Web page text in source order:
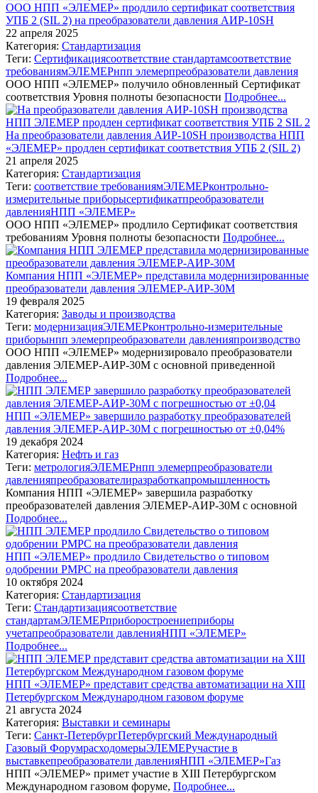
ООО НПП «ЭЛЕМЕР» продлило сертификат соответствия
УПБ 2 (SIL 2) на преобразователи давления АИР-10SH
22 апреля 2025
Категория: Стандартизация
Теги: Сертификациясоответствие стандартамсоответствие
требованиямЭЛЕМЕРнпп элемерпреобразователи давления
ООО НПП «ЭЛЕМЕР» получило обновленный Сертификат
соответствия Уровня полноты безопасности Подробнее...
На преобразователи давления АИР-10SH производства НПП
«ЭЛЕМЕР» продлен сертификат соответствия УПБ 2 (SIL 2)
21 апреля 2025
Категория: Стандартизация
Теги: соответствие требованиямЭЛЕМЕРконтрольно-
измерительные приборысертификатпреобразователи
давленияНПП «ЭЛЕМЕР»
ООО НПП «ЭЛЕМЕР» продлило Сертификат соответствия
требованиям Уровня полноты безопасности Подробнее...
Компания НПП «ЭЛЕМЕР» представила модернизированные
преобразователи давления ЭЛЕМЕР-АИР-30М
19 февраля 2025
Категория: Заводы и производства
Теги: модернизацияЭЛЕМЕРконтрольно-измерительные
приборынпп элемерпреобразователи давленияпроизводство
ООО НПП «ЭЛЕМЕР» модернизировало преобразователи
давления ЭЛЕМЕР-АИР-30М с основной приведенной
Подробнее...
НПП «ЭЛЕМЕР» завершило разработку преобразователей
давления ЭЛЕМЕР-АИР-30М с погрешностью от ±0,04%
19 декабря 2024
Категория: Нефть и газ
Теги: метрологияЭЛЕМЕРнпп элемерпреобразователи
давленияпреобразователиразработкапромышленность
Компания НПП «ЭЛЕМЕР» завершила разработку
преобразователей давления ЭЛЕМЕР-АИР-30М с основной
Подробнее...
НПП «ЭЛЕМЕР» продлило Свидетельство о типовом
одобрении РМРС на преобразователи давления
10 октября 2024
Категория: Стандартизация
Теги: Стандартизациясоответствие
стандартамЭЛЕМЕРприборостроениеприборы
учетапреобразователи давленияНПП «ЭЛЕМЕР»
Подробнее...
НПП «ЭЛЕМЕР» представит средства автоматизации на XIII
Петербургском Международном газовом форуме
21 августа 2024
Категория: Выставки и семинары
Теги: Санкт-ПетербургПетербургский Международный
Газовый ФорумрасходомерыЭЛЕМЕРучастие в
выставкепреобразователи давленияНПП «ЭЛЕМЕР»Газ
НПП «ЭЛЕМЕР» примет участие в XIII Петербургском
Международном газовом форуме, Подробнее...